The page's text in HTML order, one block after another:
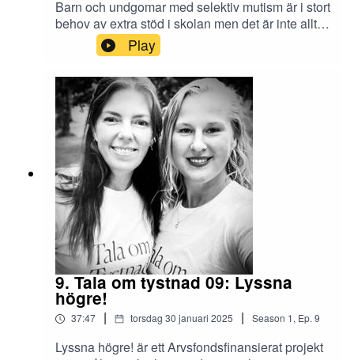
Barn och undgomar med selektiv mutism är i stort
behov av extra stöd i skolan men det är inte alltid
en självklarhet att de får det. Hör intervjun med
Anna Grape, rådgivare specialpedagogiskt stöd
på SPSM, hur skolan bättre kan stötta dessa
elever. Vilka verktyg finns till hands och vilken
hjälp har eleven faktiskt rätt till. Redigering och
klipp: Teresia Viska. Musik: Ballad de Bleu/Björn
Twerin.Lyssna högre! är ett Arvsfondsprojekt hos
föreningen Tala om tystnad.
Play
9. Tala om tystnad 09: Lyssna
högre!
37:47 | torsdag 30 januari 2025 | Season 1, Ep. 9
Lyssna högre! är ett Arvsfondsfinansierat projekt